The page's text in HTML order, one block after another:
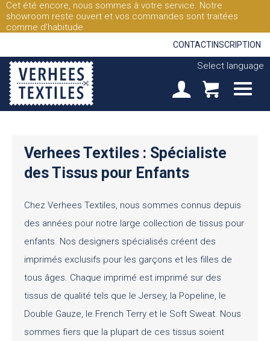
Cet été encore, nous sommes à votre service. Notre
showroom reste ouvert et vos commandes sont traitées
comme d'habitude.
CONTACT INSCRIPTION
Select language
Verhees Textiles : Spécialiste
des Tissus pour Enfants
Chez Verhees Textiles, nous sommes connus depuis
des années pour notre large collection de tissus pour
enfants. Nos designers spécialisés créent des
imprimés exclusifs pour les garçons et les filles de
tous âges. Chaque imprimé est imprimé sur des
tissus de qualité tels que le Jersey, la Popeline, le
Double Gauze, le French Terry et le Soft Sweat. Nous
sommes fiers que la plupart de ces tissus soient